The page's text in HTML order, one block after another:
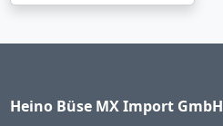
Heino Büse MX Import GmbH